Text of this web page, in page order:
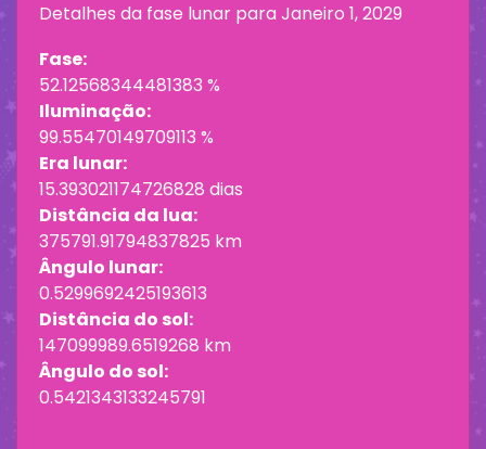
Detalhes da fase lunar paraJaneiro 1, 2029
Fase:
52.12568344481383 %
Iluminação:
99.55470149709113 %
Era lunar:
15.393021174726828 dias
Distância da lua:
375791.91794837825 km
Ângulo lunar:
0.5299692425193613
Distância do sol:
147099989.6519268 km
Ângulo do sol:
0.5421343133245791